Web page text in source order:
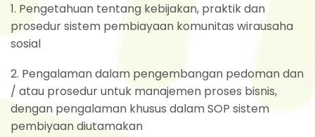
1. Pengetahuan tentang kebijakan, praktik dan
prosedur sistem pembiayaan komunitas wirausaha
sosial
2. Pengalaman dalam pengembangan pedoman dan
/ atau prosedur untuk manajemen proses bisnis,
dengan pengalaman khusus dalam SOP sistem
pembiyaan diutamakan